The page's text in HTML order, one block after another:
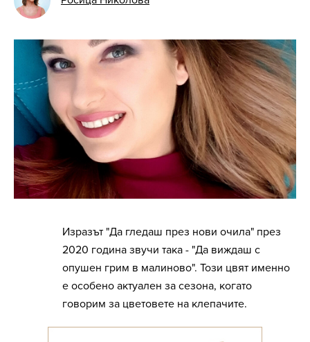
Изразът "Да гледаш през нови очила" през
2020 година звучи така - "Да виждаш с
опушен грим в малиново". Този цвят именно
е особено актуален за сезона, когато
говорим за цветовете на клепачите.